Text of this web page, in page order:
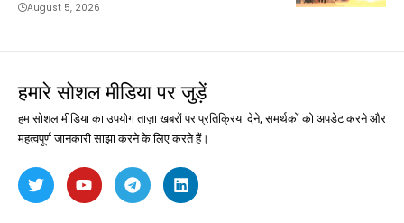
August 5, 2026
हमारे सोशल मीडिया पर जुड़ें
हम सोशल मीडिया का उपयोग ताज़ा खबरों पर प्रतिक्रिया देने, समर्थकों को अपडेट करने और
महत्वपूर्ण जानकारी साझा करने के लिए करते हैं।